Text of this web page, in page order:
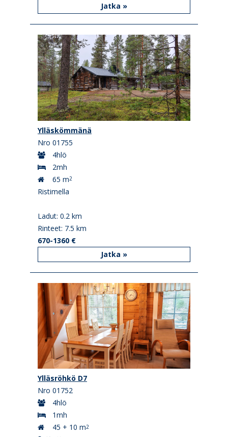
Jatka »
Ylläskömmänä
Nro 01755
4hlö
2mh
65 m2
Ristimella
Ladut: 0.2 km
Rinteet: 7.5 km
670-1360 €
Jatka »
Ylläsröhkö D7
Nro 01752
4hlö
1mh
45 + 10 m2